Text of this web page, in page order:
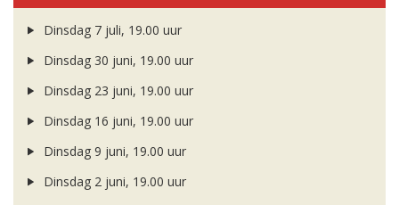
Dinsdag 7 juli, 19.00 uur
Dinsdag 30 juni, 19.00 uur
Dinsdag 23 juni, 19.00 uur
Dinsdag 16 juni, 19.00 uur
Dinsdag 9 juni, 19.00 uur
Dinsdag 2 juni, 19.00 uur